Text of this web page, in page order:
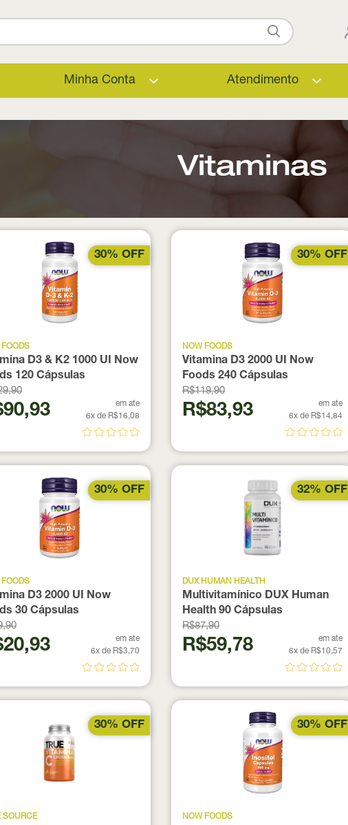
Minha Conta Atendimento
Vitaminas
30% OFF
FOODS
D3 & K2 1000 UI Now
120 Cápsulas
em ate
6x de R$16,08
30% OFF
NOW FOODS
Vitamina D3 2000 UI Now
Foods 240 Cápsulas
R$119,90
R$83,93
em ate
6x de R$14,84
30% OFF
FOODS
D3 2000 UI Now
30 Cápsulas
em ate
6x de R$3,70
32% OFF
DUX HUMAN HEALTH
Multivitamínico DUX Human
Health 90 Cápsulas
R$87,90
R$59,78
em ate
6x de R$10,57
30% OFF
SOURCE
30% OFF
NOW FOODS